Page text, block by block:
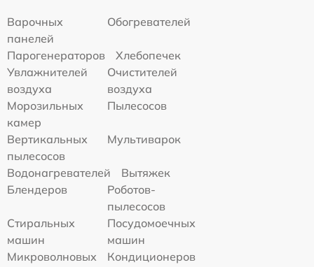
Варочных
панелей
Обогревателей
Парогенераторов
Хлебопечек
Увлажнителей
воздуха
Очистителей
воздуха
Морозильных
камер
Пылесосов
Вертикальных
пылесосов
Мультиварок
Водонагревателей
Вытяжек
Блендеров
Роботов-
пылесосов
Стиральных
машин
Посудомоечных
машин
Микроволновых
Кондиционеров